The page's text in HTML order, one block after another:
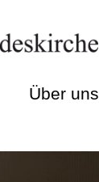
Über uns